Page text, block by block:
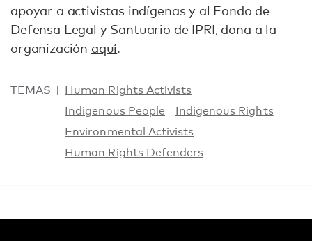
apoyar a activistas indígenas y al Fondo de
Defensa Legal y Santuario de IPRI, dona a la
organización aquí.
TEMAS
Human Rights Activists
Indigenous People
Indigenous Rights
Environmental Activists
Human Rights Defenders